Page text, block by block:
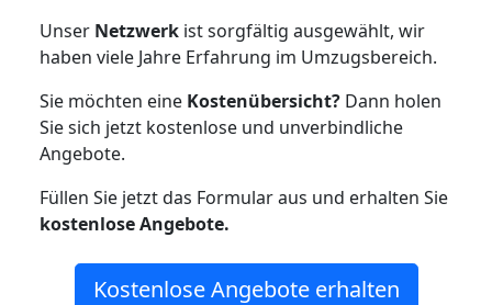
Unser Netzwerk ist sorgfältig ausgewählt, wir
haben viele Jahre Erfahrung im Umzugsbereich.
Sie möchten eine Kostenübersicht? Dann holen
Sie sich jetzt kostenlose und unverbindliche
Angebote.
Füllen Sie jetzt das Formular aus und erhalten Sie
kostenloseAngebote.
Kostenlose Angebote erhalten